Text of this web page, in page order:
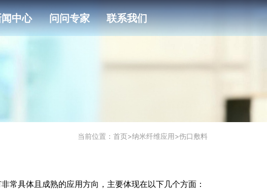
中心 问问专家 联系我们
当前位置： 首页>纳米纤维应用>伤口敷料
常具体且成熟的应用方向，主要体现在以下几个方面：